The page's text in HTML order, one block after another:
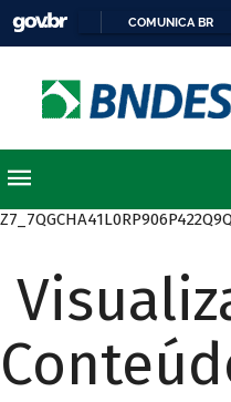
COMUNICA BR